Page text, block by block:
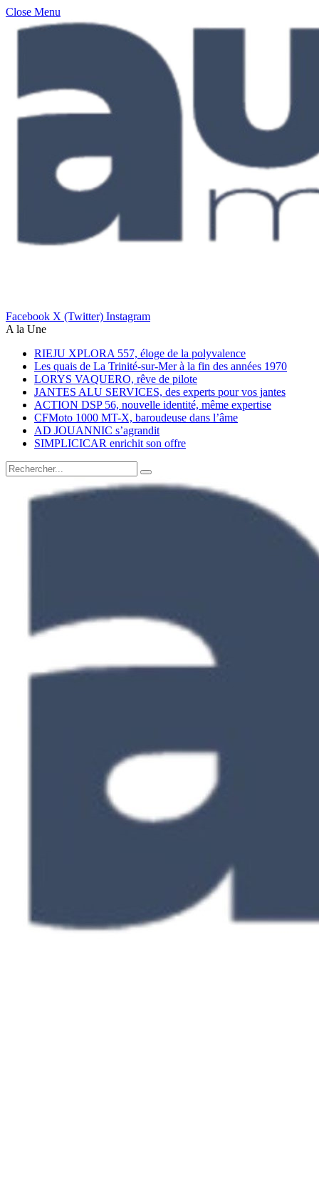
Close Menu
Facebook X (Twitter) Instagram
A la Une
RIEJU XPLORA 557, éloge de la polyvalence
Les quais de La Trinité-sur-Mer à la fin des années 1970
LORYS VAQUERO, rêve de pilote
JANTES ALU SERVICES, des experts pour vos jantes
ACTION DSP 56, nouvelle identité, même expertise
CFMoto 1000 MT-X, baroudeuse dans l’âme
AD JOUANNIC s’agrandit
SIMPLICICAR enrichit son offre